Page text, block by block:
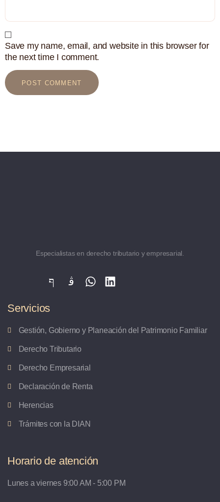
Save my name, email, and website in this browser for
the next time I comment.
Especialistas en derecho tributario y empresarial.
Servicios
Gestión, Gobierno y Planeación del Patrimonio Familiar
Derecho Tributario
Derecho Empresarial
Declaración de Renta
Herencias
Trámites con la DIAN
Horario de atención
Lunes a viernes 9:00 AM - 5:00 PM